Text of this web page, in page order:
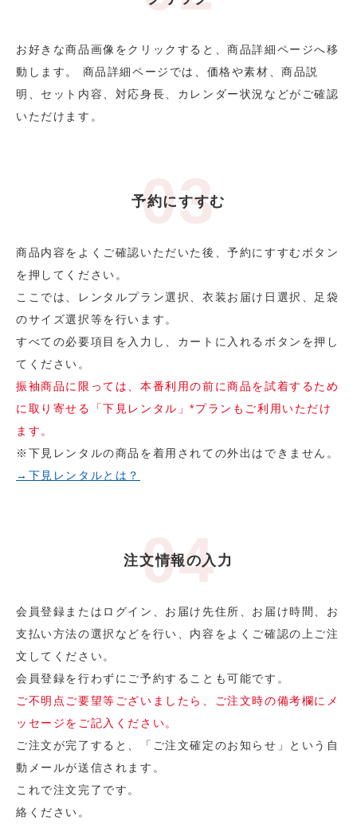
お好きな商品画像をクリックすると、商品詳細ページへ移
動します。 商品詳細ページでは、価格や素材、商品説
明、セット内容、対応身長、カレンダー状況などがご確認
いただけます。
予約にすすむ
商品内容をよくご確認いただいた後、予約にすすむボタン
を押してください。
ここでは、レンタルプラン選択、衣装お届け日選択、足袋
のサイズ選択等を行います。
すべての必要項目を入力し、カートに入れるボタンを押し
てください。
振袖商品に限っては、本番利用の前に商品を試着するため
に取り寄せる「下見レンタル」*プランもご利用いただけ
ます。
※下見レンタルの商品を着用されての外出はできません。
→下見レンタルとは？
注文情報の入力
会員登録またはログイン、お届け先住所、お届け時間、お
支払い方法の選択などを行い、内容をよくご確認の上ご注
文してください。
会員登録を行わずにご予約することも可能です。
ご不明点ご要望等ございましたら、ご注文時の備考欄にメ
ッセージをご記入ください。
ご注文が完了すると、「ご注文確定のお知らせ」という自
動メールが送信されます。
これで注文完了です。
絡ください。